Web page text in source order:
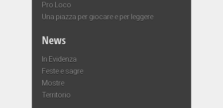
Pro Loco
Una piazza per giocare e per leggere
News
In Evidenza
Feste e sagre
Mostre
Territorio